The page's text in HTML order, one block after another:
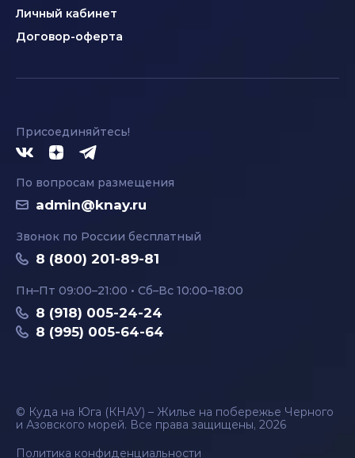
Личный кабинет
Договор-оферта
Присоединяйтесь!
По вопросам размещения
admin@knay.ru
Звонок по России бесплатный
8 (800) 201-89-81
Пн–Пт 09:00–21:00 • Сб–Вс 10:00–18:00
8 (918) 005-24-24
8 (995) 005-64-64
© Куда на Юга (КНАУ) – Жилье на побережье Черного
и Азовского морей. Все права защищены, 2026
Политика конфиденциальности